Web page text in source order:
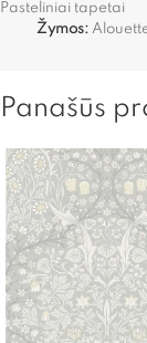
Pasteliniai tapetai
Žymos:
Panašūs